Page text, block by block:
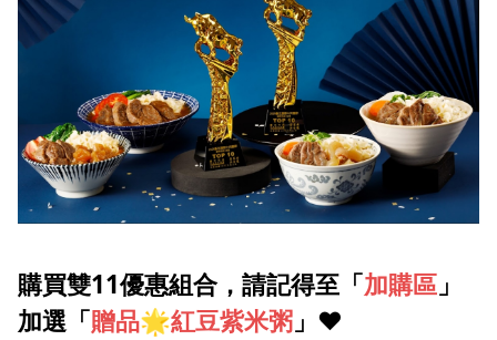
以上皆可累贈也搭配選優惠組合
📍A:牛肉系列+排骨系列+胡椒豬肚雞+麻辣四喜 口味任選3盒
藍海饌｜紅燒牛肉麵
藍海饌｜清燉牛肉麵
藍海饌｜番茄牛肉麵
藍海饌｜紅燒半筋半肉麵
藍海饌｜麻辣半筋半肉麵
藍海饌｜清燉半筋半肉麵
藍海饌｜番茄排骨麵
藍海饌｜胡椒豬肚雞麵
藍海饌｜麻辣四喜寬粉
購買雙11優惠組合，請記得至「加購區」
加選「贈品🌟紅豆紫米粥」❤️